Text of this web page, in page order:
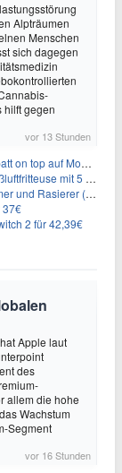
Alpträumen
Menschen
sich dagegen
hilft gegen
vor 13 Stunden
und Sport-Artikel
mit 5 Litern für 64,99€
(All in One) für 16€
37€
2 für 42,39€
Apple laut
des
allem die hohe
Wachstum
Segment
vor 16 Stunden